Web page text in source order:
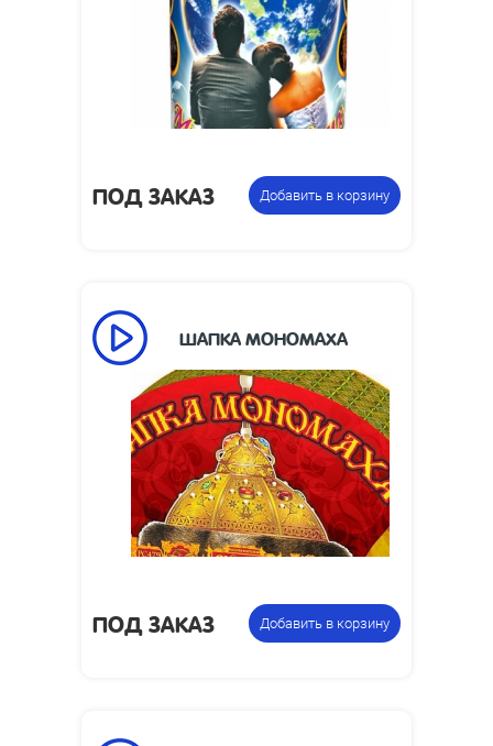
Размеры изделия,
126 х 126 х 174
Вес упаковки, кг:
0.2
Цена указана за
Фонтан
пиротехнический
ПОД ЗАКАЗ Добавить в корзину
ШАПКА МОНОМАХА
Время работы, сек:
85
Размеры изделия,
365 х 125 х 165
Цена указана за
фасовку:
Фонтан
пиротехнический
ПОД ЗАКАЗ Добавить в корзину